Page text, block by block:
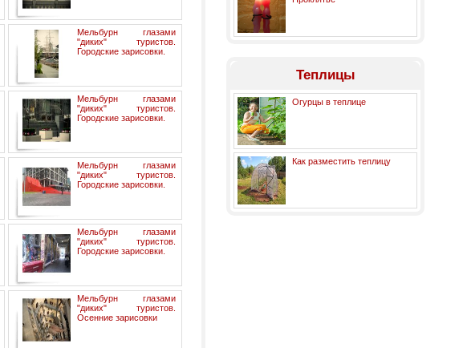
Мельбурн глазами
"диких" туристов.
Городские зарисовки.
Мельбурн глазами
"диких" туристов.
Городские зарисовки.
Мельбурн глазами
"диких" туристов.
Городские зарисовки.
Мельбурн глазами
"диких" туристов.
Городские зарисовки.
Мельбурн глазами
"диких" туристов.
Осенние зарисовки
Теплицы
Огурцы в теплице
Как разместить теплицу